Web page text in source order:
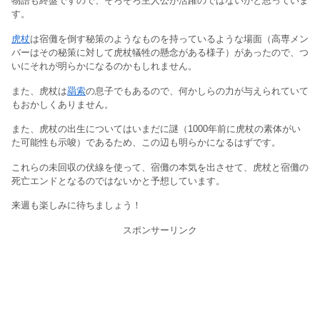
す。
虎杖
は宿儺を倒す秘策のようなものを持っているような場面（高専メン
バーはその秘策に対して虎杖犠牲の懸念がある様子）があったので、つ
いにそれが明らかになるのかもしれません。
もおかしくありません。
また、虎杖の出生についてはいまだに謎（1000年前に虎杖の素体がい
た可能性も示唆）であるため、この辺も明らかになるはずです。
死亡エンドとなるのではないかと予想しています。
来週も楽しみに待ちましょう！